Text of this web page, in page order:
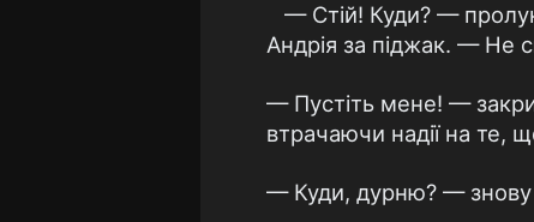
— Стiй! Куди? —
Андрiя за пiджак. — Не
— Пустiть мене! —
втрачаючи надiї на те,
— Куди, дурню? — знову